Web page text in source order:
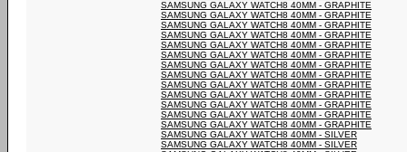
SAMSUNG GALAXY WATCH8 40MM - GRAPHITE
SAMSUNG GALAXY WATCH8 40MM - GRAPHITE
SAMSUNG GALAXY WATCH8 40MM - GRAPHITE
SAMSUNG GALAXY WATCH8 40MM - GRAPHITE
SAMSUNG GALAXY WATCH8 40MM - GRAPHITE
SAMSUNG GALAXY WATCH8 40MM - GRAPHITE
SAMSUNG GALAXY WATCH8 40MM - GRAPHITE
SAMSUNG GALAXY WATCH8 40MM - GRAPHITE
SAMSUNG GALAXY WATCH8 40MM - GRAPHITE
SAMSUNG GALAXY WATCH8 40MM - GRAPHITE
SAMSUNG GALAXY WATCH8 40MM - GRAPHITE
SAMSUNG GALAXY WATCH8 40MM - GRAPHITE
SAMSUNG GALAXY WATCH8 40MM - GRAPHITE
SAMSUNG GALAXY WATCH8 40MM - SILVER
SAMSUNG GALAXY WATCH8 40MM - SILVER